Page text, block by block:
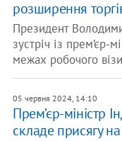
розширення
Президент
зустріч із прем’єр-
межах робочого
05 червня 2024, 14:10
Прем’єр-міністр
складе присягу